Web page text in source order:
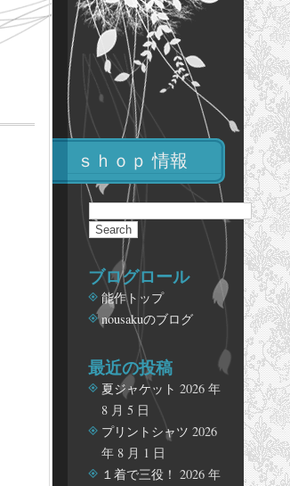
ｓｈｏｐ 情報
ブログロール
能作トップ
nousakuのブログ
最近の投稿
夏ジャケット 2026 年
8 月 5 日
プリントシャツ 2026
年 8 月 1 日
１着で三役！ 2026 年